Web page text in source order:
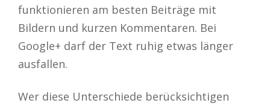
funktionieren am besten Beiträge mit
Bildern und kurzen Kommentaren. Bei
Google+ darf der Text ruhig etwas länger
ausfallen.
Wer diese Unterschiede berücksichtigen